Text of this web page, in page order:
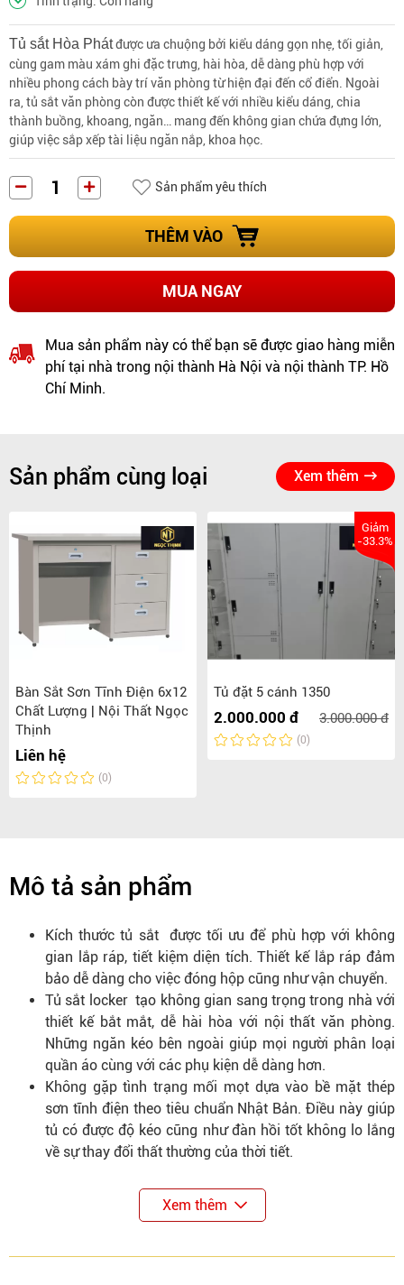
Tủ sắt Hòa Phátđược ưa chuộng bởi kiểu dáng gọn nhẹ, tối giản,
cùng gam màu xám ghi đặc trưng, hài hòa, dễ dàng phù hợp với
nhiều phong cách bày trí văn phòng từ hiện đại đến cổ điển. Ngoài
ra, tủ sắt văn phòng còn được thiết kế với nhiều kiểu dáng, chia
thành buồng, khoang, ngăn… mang đến không gian chứa đựng lớn,
giúp việc sắp xếp tài liệu ngăn nắp, khoa học.
Sản phẩm yêu thích
THÊM VÀO
MUA NGAY
Mua sản phẩm này có thể bạn sẽ được giao hàng miễn
phí tại nhà trong nội thành Hà Nội và nội thành TP. Hồ
Chí Minh.
Sản phẩm cùng loại Xem thêm
Bàn Sắt Sơn Tĩnh Điện 6x12
Chất Lượng | Nội Thất Ngọc
Thịnh
Liên hệ
(0)
Giảm
-33.3%
Tủ đặt 5 cánh 1350
2.000.000 đ 3.000.000 đ
(0)
Mô tả sản phẩm
Kích thước tủ sắt được tối ưu để phù hợp với không
gian lắp ráp, tiết kiệm diện tích. Thiết kế lắp ráp đảm
bảo dễ dàng cho việc đóng hộp cũng như vận chuyển.
Tủ sắt locker tạo không gian sang trọng trong nhà với
thiết kế bắt mắt, dễ hài hòa với nội thất văn phòng.
Những ngăn kéo bên ngoài giúp mọi người phân loại
quần áo cùng với các phụ kiện dễ dàng hơn.
Không gặp tình trạng mối mọt dựa vào bề mặt thép
sơn tĩnh điện theo tiêu chuẩn Nhật Bản. Điều này giúp
tủ có được độ kéo cũng như đàn hồi tốt không lo lắng
về sự thay đổi thất thường của thời tiết.
Xem thêm